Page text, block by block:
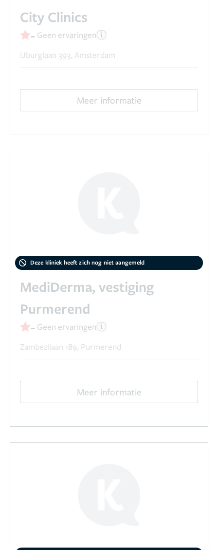
City Clinics
- Geen ervaringen
IJburglaan 393, Amsterdam
Meer informatie
Deze kliniek heeft zich nog niet aangemeld
MediDerma, vestiging
Purmerend
- Geen ervaringen
Zambezilaan 189, Purmerend
Meer informatie